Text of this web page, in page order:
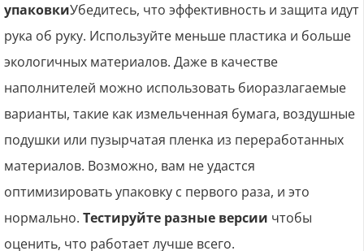
упаковкиУбедитесь, что эффективность и защита идут
рука об руку. Используйте меньше пластика и больше
экологичных материалов. Даже в качестве
наполнителей можно использовать биоразлагаемые
варианты, такие как измельченная бумага, воздушные
подушки или пузырчатая пленка из переработанных
материалов. Возможно, вам не удастся
оптимизировать упаковку с первого раза, и это
нормально. Тестируйте разные версии чтобы
оценить, что работает лучше всего.